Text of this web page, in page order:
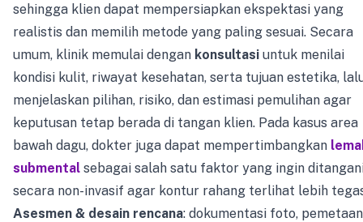
sehingga klien dapat mempersiapkan ekspektasi yang
realistis dan memilih metode yang paling sesuai. Secara
umum, klinik memulai dengan konsultasi untuk menilai
kondisi kulit, riwayat kesehatan, serta tujuan estetika,
menjelaskan pilihan, risiko, dan estimasi pemulihan agar
keputusan tetap berada di tangan klien. Pada kasus area
bawah dagu, dokter juga dapat mempertimbangkan
submental sebagai salah satu faktor yang ingin
secara non-invasif agar kontur rahang terlihat lebih
Asesmen & desain rencana: dokumentasi foto, pemetaan